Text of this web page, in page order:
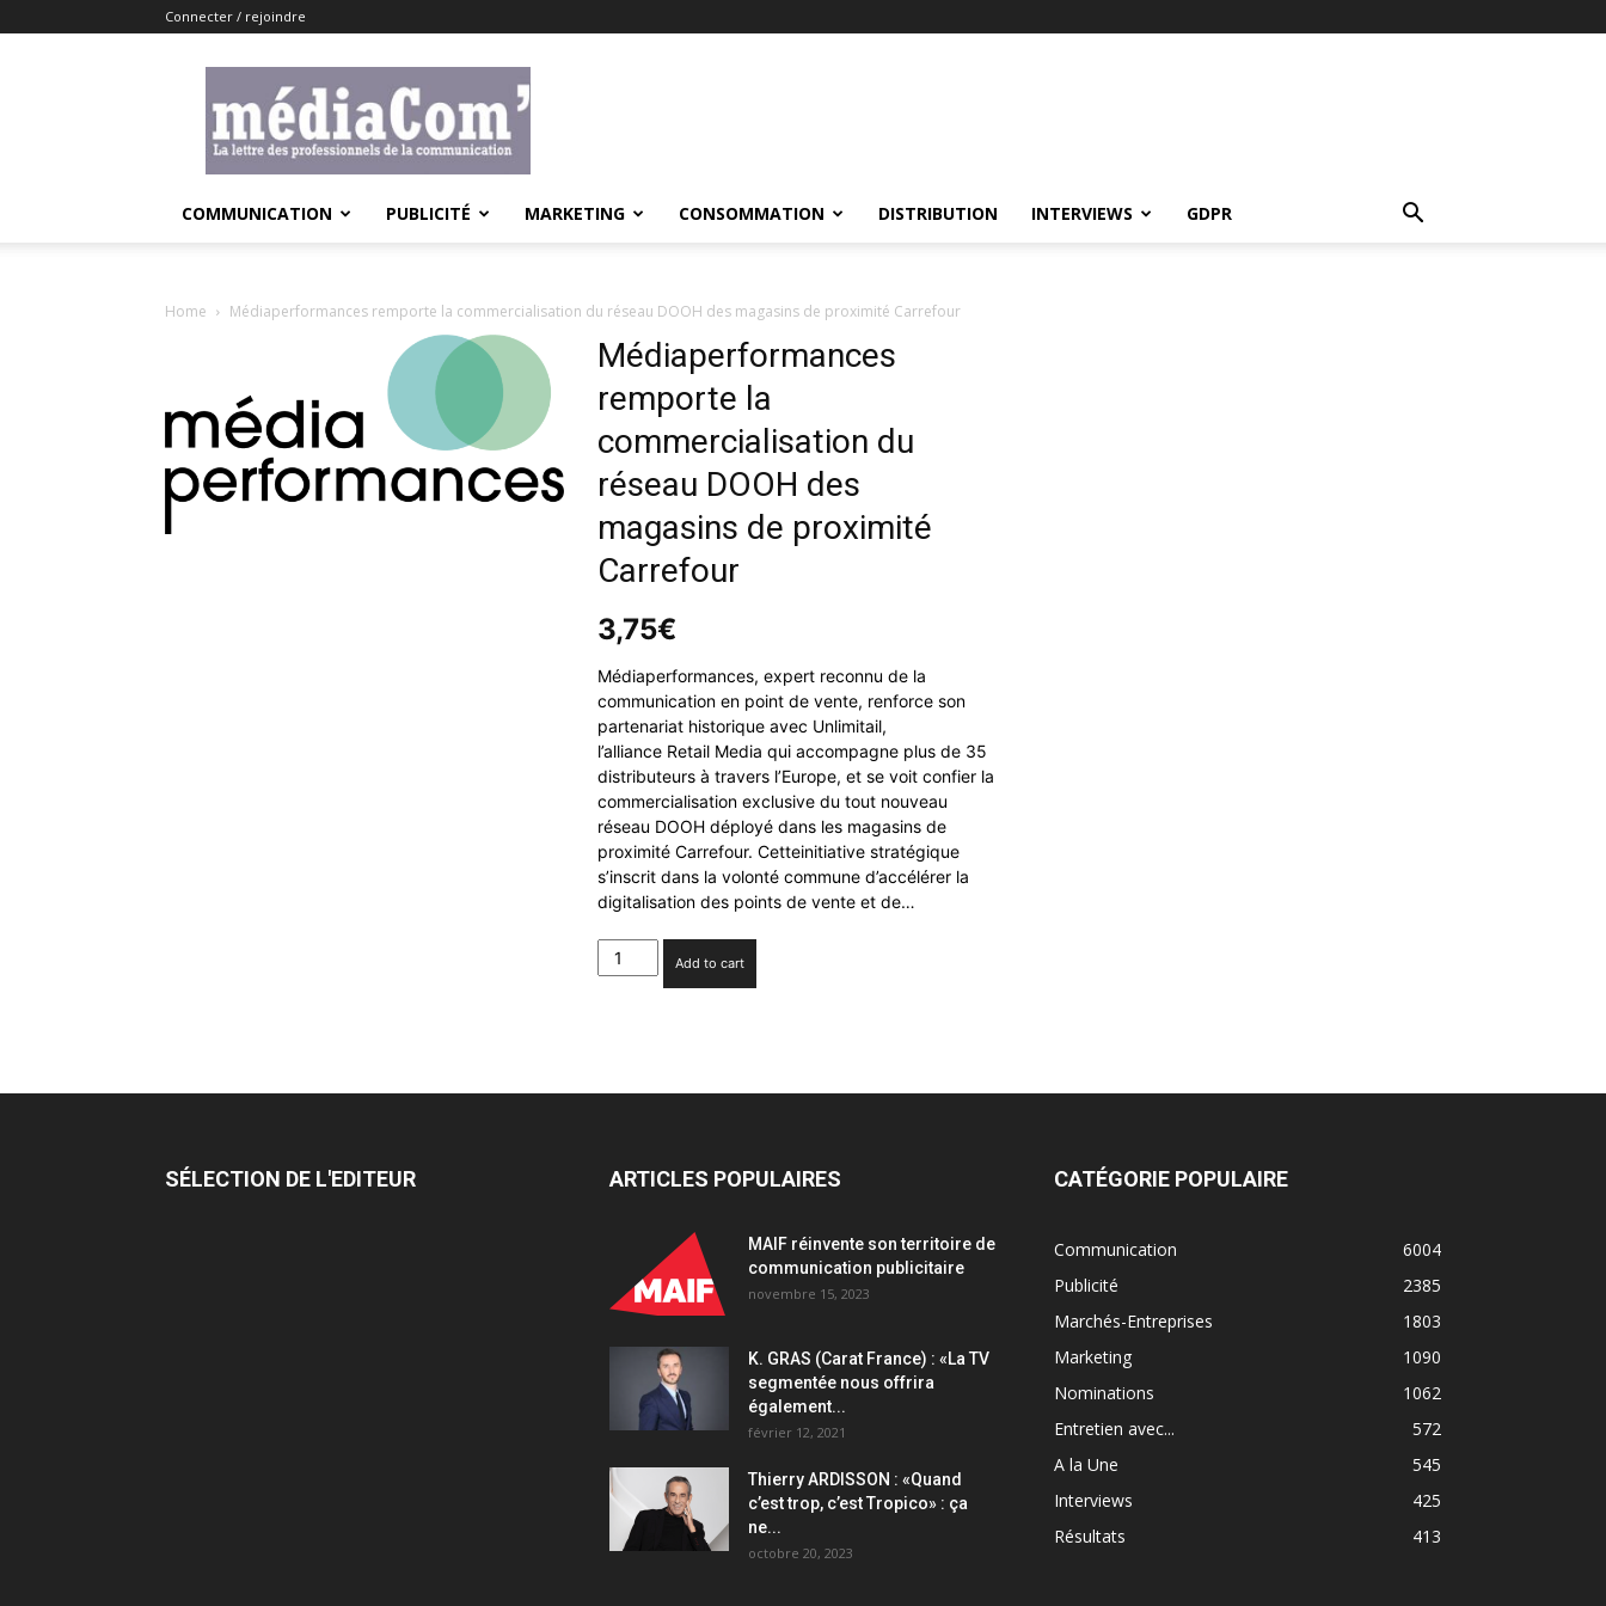
Connecter / rejoindre
COMMUNICATION PUBLICITÉ MARKETING CONSOMMATION DISTRIBUTION INTERVIEWS GDPR
Home Médiaperformances remporte la commercialisation du réseau DOOH des magasins de proximité Carrefour
Médiaperformances
remporte la
commercialisation du
réseau DOOH des
magasins de proximité
Carrefour
3,75€
Médiaperformances, expert reconnu de la
communication en point de vente, renforce son
partenariat historique avec Unlimitail,
l’alliance Retail Media qui accompagne plus de 35
distributeurs à travers l’Europe, et se voit confier la
commercialisation exclusive du tout nouveau
réseau DOOH déployé dans les magasins de
proximité Carrefour. Cetteinitiative stratégique
s’inscrit dans la volonté commune d’accélérer la
digitalisation des points de vente et de…
Médiaperformances
remporte
de
Add to cart
SÉLECTION DE L'EDITEUR ARTICLES POPULAIRES
MAIF réinvente son territoire de
communication publicitaire
novembre 15, 2023
K. GRAS (Carat France) : «La TV
segmentée nous offrira
également...
février 12, 2021
Thierry ARDISSON : «Quand
c’est trop, c’est Tropico» : ça
ne...
octobre 20, 2023
CATÉGORIE POPULAIRE
Communication
6004
Publicité
2385
Marchés-Entreprises
1803
Marketing
1090
Nominations
1062
Entretien avec...
572
A la Une
545
Interviews
425
Résultats
413